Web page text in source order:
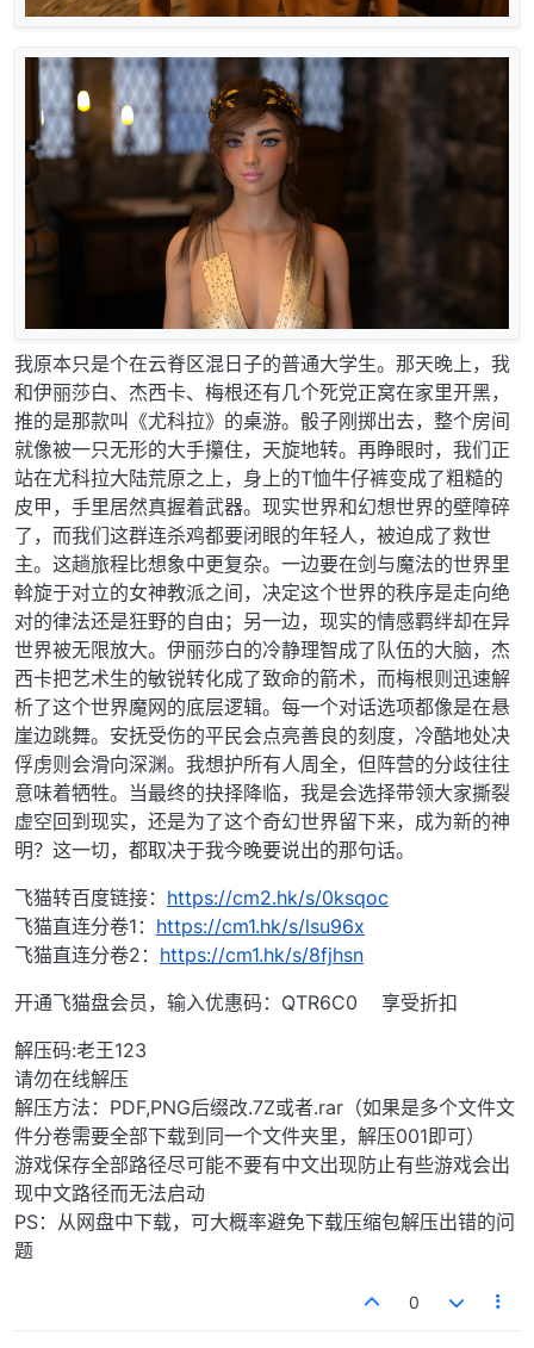
我原本只是个在云脊区混日子的普通大学生。那天晚上，我
和伊丽莎白、杰西卡、梅根还有几个死党正窝在家里开黑，
推的是那款叫《尤科拉》的桌游。骰子刚掷出去，整个房间
就像被一只无形的大手攥住，天旋地转。再睁眼时，我们正
站在尤科拉大陆荒原之上，身上的T恤牛仔裤变成了粗糙的
皮甲，手里居然真握着武器。现实世界和幻想世界的壁障碎
了，而我们这群连杀鸡都要闭眼的年轻人，被迫成了救世
主。这趟旅程比想象中更复杂。一边要在剑与魔法的世界里
斡旋于对立的女神教派之间，决定这个世界的秩序是走向绝
对的律法还是狂野的自由；另一边，现实的情感羁绊却在异
世界被无限放大。伊丽莎白的冷静理智成了队伍的大脑，杰
西卡把艺术生的敏锐转化成了致命的箭术，而梅根则迅速解
析了这个世界魔网的底层逻辑。每一个对话选项都像是在悬
崖边跳舞。安抚受伤的平民会点亮善良的刻度，冷酷地处决
俘虏则会滑向深渊。我想护所有人周全，但阵营的分歧往往
意味着牺牲。当最终的抉择降临，我是会选择带领大家撕裂
虚空回到现实，还是为了这个奇幻世界留下来，成为新的神
明？这一切，都取决于我今晚要说出的那句话。
飞猫转百度链接： https://cm2.hk/s/0ksqoc
飞猫直连分卷1： https://cm1.hk/s/lsu96x
飞猫直连分卷2： https://cm1.hk/s/8fjhsn
开通飞猫盘会员，输入优惠码：QTR6C0 享受折扣
解压码:老王123
请勿在线解压
解压方法：PDF,PNG后缀改.7Z或者.rar（如果是多个文件文
件分卷需要全部下载到同一个文件夹里，解压001即可）
游戏保存全部路径尽可能不要有中文出现防止有些游戏会出
现中文路径而无法启动
PS：从网盘中下载，可大概率避免下载压缩包解压出错的问
题
0